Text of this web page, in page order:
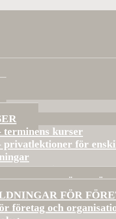
terminens kurser
privatlektioner för
och privata kurser
OCH
FÖR
företag och